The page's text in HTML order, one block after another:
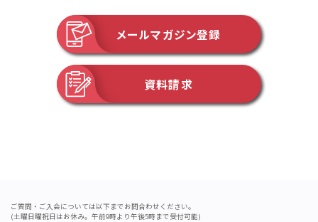
メールマガジン登録
資料請求
ご質問・ご入会については以下までお問合わせください。
(土曜日曜祝日はお休み。午前9時より午後5時まで受付可能)